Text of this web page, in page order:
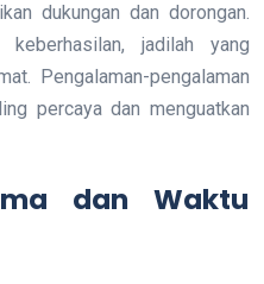
dukungan dan dorongan.
jadilah yang
Pengalaman-pengalaman
percaya dan menguatkan
dan Waktu